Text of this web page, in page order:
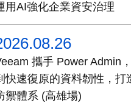
用AI強化企業資安治理
攜手 Power Admin
快速復原的資料韌性，打
禦體系 (高雄場)